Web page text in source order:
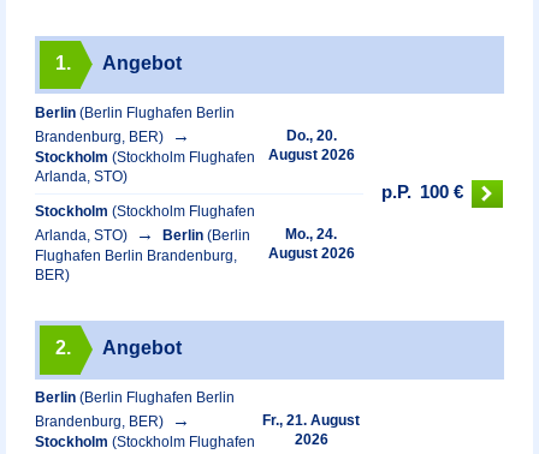
1. Angebot
Berlin (Berlin Flughafen Berlin
Brandenburg, BER)
Stockholm (Stockholm Flughafen
Arlanda, STO)
Do., 20.
August 2026
Stockholm (Stockholm Flughafen
Arlanda, STO)
Berlin (Berlin
Flughafen Berlin Brandenburg,
BER)
Mo., 24.
August 2026
p.P. 100 €
2. Angebot
Berlin (Berlin Flughafen Berlin
Brandenburg, BER)
Stockholm (Stockholm Flughafen
Fr., 21. August
2026